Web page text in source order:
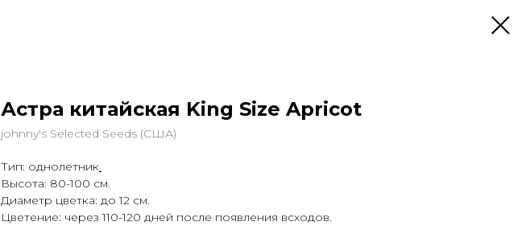
Астра китайская King Size Apricot
johnny's Selected Seeds (США)
Тип: однолетник.
Высота: 80-100 см.
Диаметр цветка: до 12 см.
Цветение: через 110-120 дней после появления всходов.